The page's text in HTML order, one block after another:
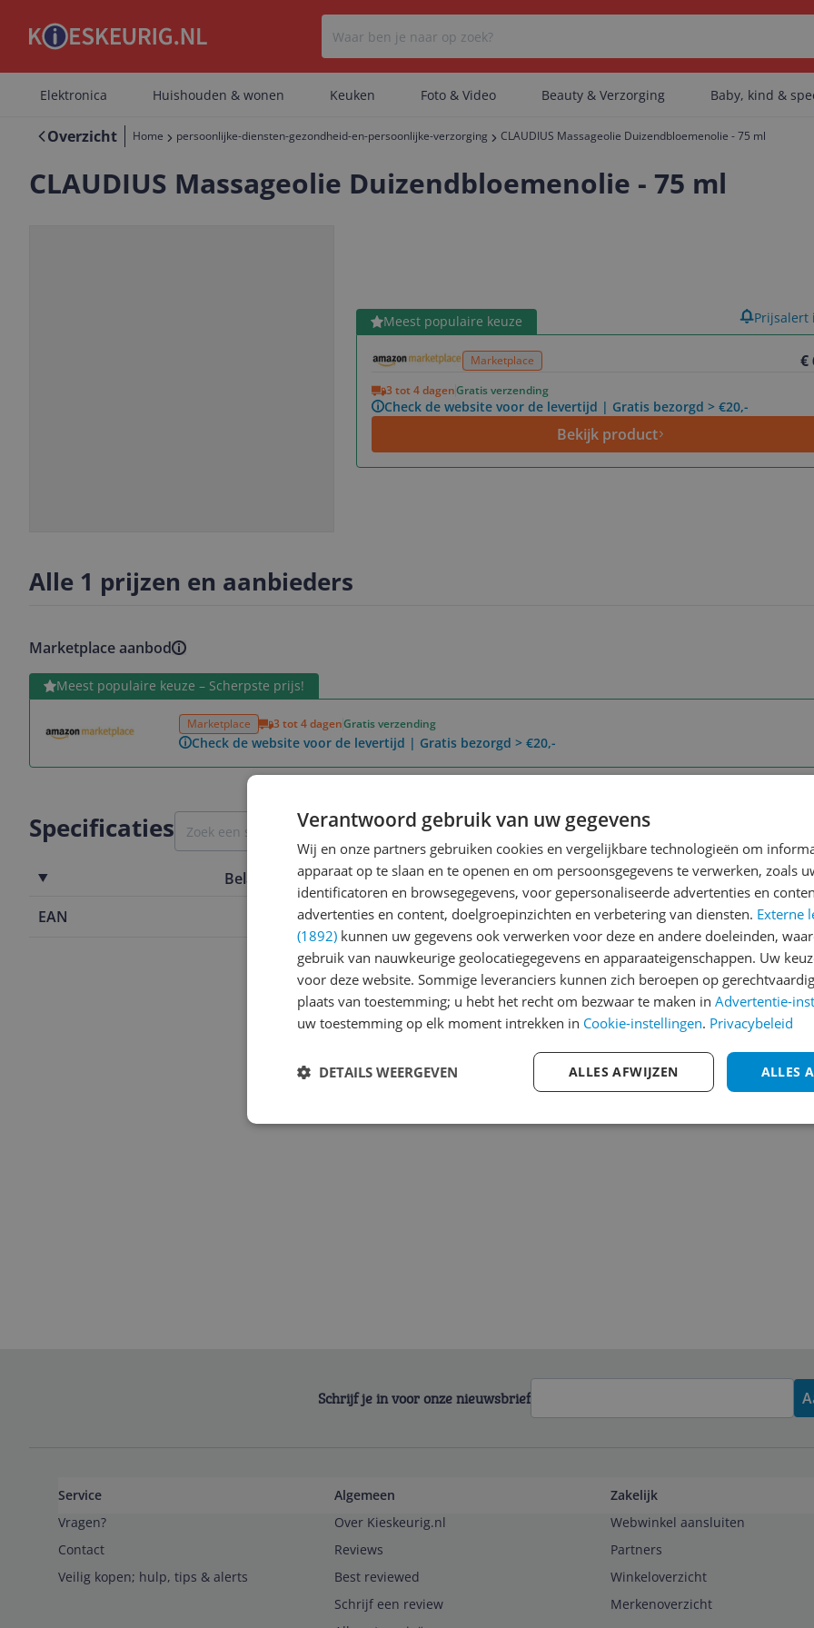
Er zijn geen categorieën gevonden.
Er zijn geen artikelen gevonden.
Elektronica Huishouden & wonen Keuken Foto & Video Beauty & Verzorging Baby, kind &
Overzicht Home persoonlijke-diensten-gezondheid-en-persoonlijke-verzorging CLAUDIUS Massageolie Duizendbloemenolie - 75 ml
CLAUDIUS Massageolie Duizendbloemenolie - 75 ml
Meest populaire keuze
Marketplace €
3 tot 4 dagenGratis verzending
Check de website voor de levertijd | Gratis bezorgd > €20,-
Bekijk product
Bekijk product Prijsalert
Alle 1 prijzen en aanbieders
Marketplace aanbod
Meest populaire keuze – Scherpste prijs!
Marketplace 3 tot 4 dagenGratis verzending
Check de website voor de levertijd | Gratis bezorgd > €20,-
Bekijk product
Specificaties
Belangrijkste kenmerken
EAN
7434223555529
Reviews
Er zijn nog geen
Heb jij dit product in bezit
met het schrijven van je
een review gemiddeld
andere bezoekers een
€250,-!Klik hier voor de
Cijfer
Welk cijfer geef jij dit
2
Schrijf je in voor onze nieuwsbrief
Service
Vragen?
Contact
Veilig kopen; hulp, tips & alerts
Algemeen
Over Kieskeurig.nl
Reviews
Best reviewed
Schrijf een review
Zakelijk
Webwinkel aansluiten
Partners
Winkeloverzicht
Merkenoverzicht
Verantwoord gebruik van uw gegevens
Wij en onze partners gebruiken cookies en vergelijkbare technologieën om
apparaat op te slaan en te openen en om persoonsgegevens te verwerken, zoals
identificatoren en browsegegevens, voor gepersonaliseerde advertenties en
advertenties en content, doelgroepinzichten en verbetering van diensten. Externe
(1892) kunnen uw gegevens ook verwerken voor deze en andere doeleinden,
gebruik van nauwkeurige geolocatiegegevens en apparaateigenschappen. Uw
voor deze website. Sommige leveranciers kunnen zich beroepen op
plaats van toestemming; u hebt het recht om bezwaar te maken in Advertentie-
uw toestemming op elk moment intrekken in Cookie-instellingen. Privacybeleid
ALLES
ALLES AFWIJZEN
DETAILS WEERGEVEN